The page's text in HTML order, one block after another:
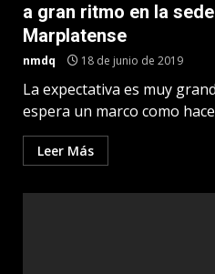
a gran ritmo en la
Marplatense
nmdq 18 de junio de 2019
La expectativa es muy
espera un marco como
Leer Más